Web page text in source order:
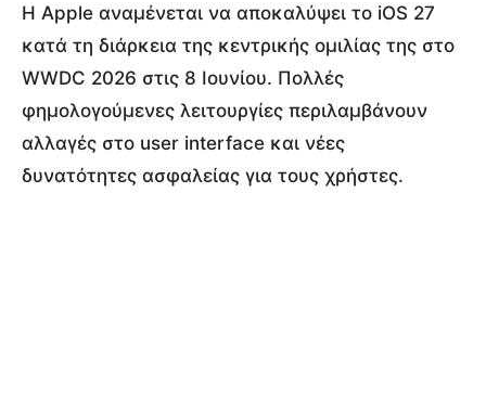
Η Apple αναμένεται να αποκαλύψει το iOS 27
κατά τη διάρκεια της κεντρικής ομιλίας της στο
WWDC 2026 στις 8 Ιουνίου. Πολλές
φημολογούμενες λειτουργίες περιλαμβάνουν
αλλαγές στο user interface και νέες
δυνατότητες ασφαλείας για τους χρήστες.